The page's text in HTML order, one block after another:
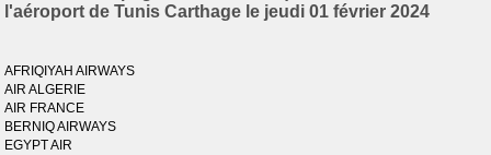
l'aéroport de Tunis Carthage le jeudi 01 février 2024
AFRIQIYAH AIRWAYS
AIR ALGERIE
AIR FRANCE
BERNIQ AIRWAYS
EGYPT AIR